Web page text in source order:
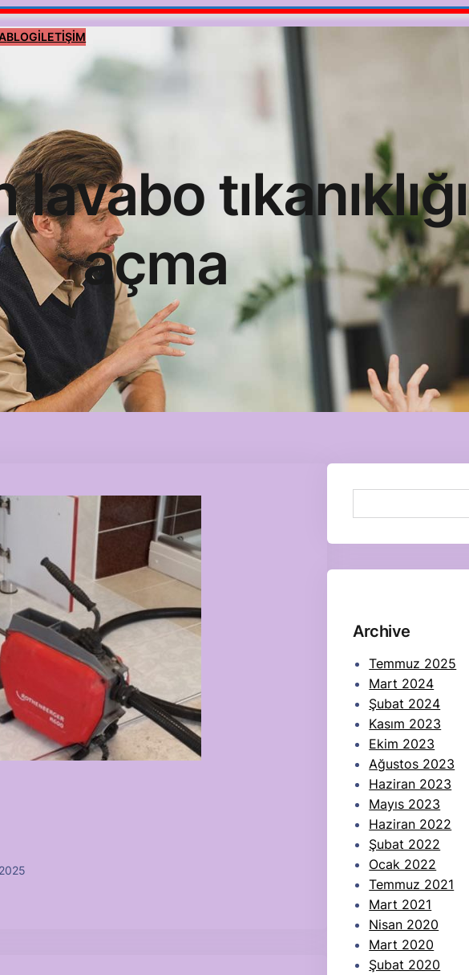
BLOGİLETİŞİM
tıkanıklığı
açma
e
Archive
Temmuz 2025
Mart 2024
Şubat 2024
Kasım 2023
Ekim 2023
Ağustos 2023
Haziran 2023
Mayıs 2023
Haziran 2022
Şubat 2022
Ocak 2022
Temmuz 2021
Mart 2021
Nisan 2020
Mart 2020
Şubat 2020